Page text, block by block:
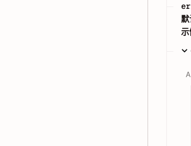
默
示